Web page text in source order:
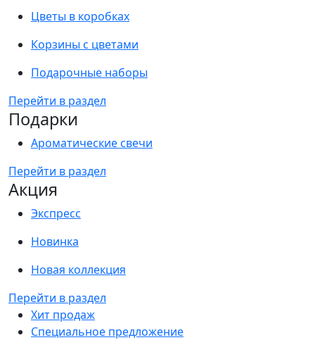
Цветы в коробках
Корзины с цветами
Подарочные наборы
Перейти в раздел
Подарки
Ароматические свечи
Перейти в раздел
Акция
Экспресс
Новинка
Новая коллекция
Перейти в раздел
Хит продаж
Специальное предложение